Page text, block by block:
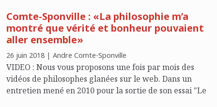
passent...
Comte-Sponville : «La philosophie m’a
montré que vérité et bonheur pouvaient
aller ensemble»
26 juin 2018 | Andre Comte-Sponville
VIDEO : Nous vous proposons une fois par mois des
vidéos de philosophes glanées sur le web. Dans un
entretien mené en 2010 pour la sortie de son essai "Le